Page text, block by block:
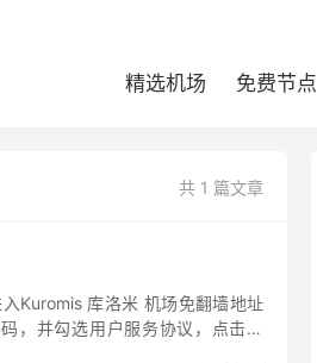
精选机场 免费节点
共 1 篇文章
Kuromis 库洛米 机场免翻墙地址
，并勾选用户服务协议，点击注